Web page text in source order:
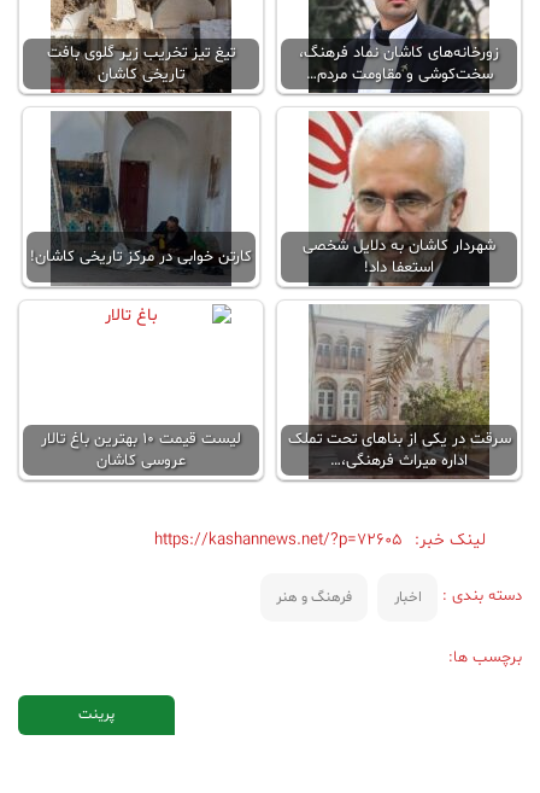
زورخانه‌های کاشان نماد فرهنگ،
سخت‌کوشی و مقاومت مردم…
تیغ تیز تخریب زیر گلوی بافت
تاریخی کاشان
شهردار کاشان به دلایل شخصی
استعفا داد!
کارتن خوابی در مرکز تاریخی کاشان!
سرقت در یکی از بناهای تحت تملک
اداره میراث فرهنگی،…
لیست قیمت ۱۰ بهترین باغ تالار
عروسی کاشان
لینک خبر: https://kashannews.net/?p=72605
دسته بندی : اخبار فرهنگ و هنر
برچسب ها:
پرینت